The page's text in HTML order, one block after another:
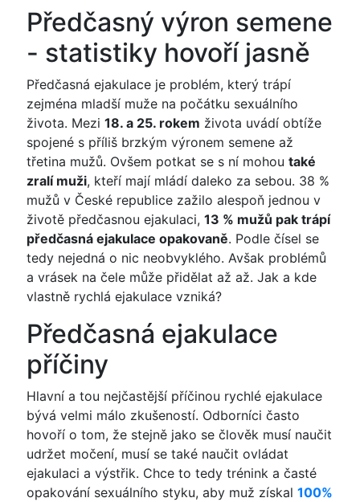
Předčasný výron semene
- statistiky hovoří jasně
Předčasná ejakulace je problém, který trápí
zejména mladší muže na počátku sexuálního
života. Mezi 18. a 25. rokem života uvádí obtíže
spojené s příliš brzkým výronem semene až
třetina mužů. Ovšem potkat se s ní mohou také
zralí muži, kteří mají mládí daleko za sebou. 38 %
mužů v České republice zažilo alespoň jednou v
životě předčasnou ejakulaci, 13 % mužů pak trápí
předčasná ejakulace opakovaně. Podle čísel se
tedy nejedná o nic neobvyklého. Avšak problémů
a vrásek na čele může přidělat až až. Jak a kde
vlastně rychlá ejakulace vzniká?
Předčasná ejakulace
příčiny
Hlavní a tou nejčastější příčinou rychlé ejakulace
bývá velmi málo zkušeností. Odborníci často
hovoří o tom, že stejně jako se člověk musí naučit
udržet močení, musí se také naučit ovládat
ejakulaci a výstřik. Chce to tedy trénink a časté
opakování sexuálního styku, aby muž získal 100%